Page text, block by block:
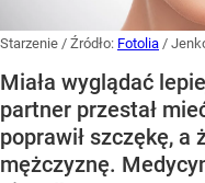
Starzenie / Źródło: Fotolia /
Miała wyglądać
partner przestał
poprawił szczękę, a
mężczyznę.